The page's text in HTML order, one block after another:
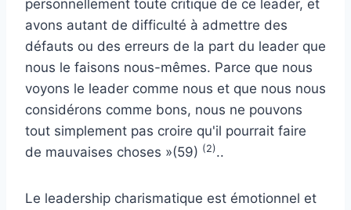
personnellement toute critique de ce leader, et
avons autant de difficulté à admettre des
défauts ou des erreurs de la part du leader que
nous le faisons nous-mêmes. Parce que nous
voyons le leader comme nous et que nous nous
considérons comme bons, nous ne pouvons
tout simplement pas croire qu'il pourrait faire
de mauvaises choses »(59) (2)..
Le leadership charismatique est émotionnel et